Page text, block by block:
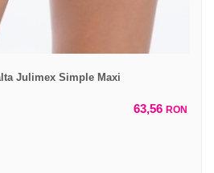
Julimex Simple Maxi
63,56 RON